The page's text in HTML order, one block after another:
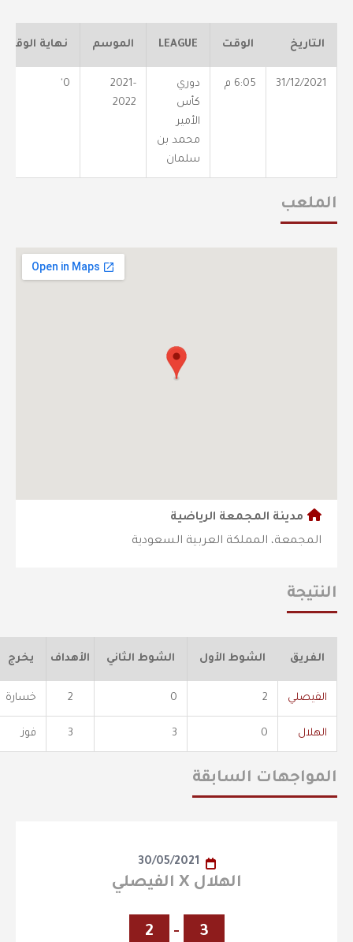
التاريخ الوقت LEAGUE الموسم نهاية الوقت
31/12/2021 6:05 م
دوري
كأس
الأمير
محمد بن
سلمان
2021-
2022
0'
الملعب
مدينة المجمعة الرياضية
المجمعة، المملكة العربية السعودية
النتيجة
الفريق الشوط الأول الشوط الثاني الأهداف يخرج
الفيصلي 2
0
2 خسارة
الهلال 0
3
3 فوز
المواجهات السابقة
30/05/2021
الهلال X الفيصلي
3
-
2